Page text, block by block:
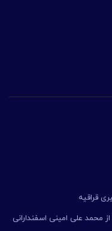
قراقیه
محمد علی امینی اسفندارانی